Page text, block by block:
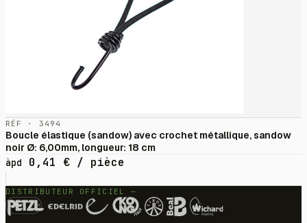
RÉF · 3494
Boucle élastique (sandow) avec crochet métallique, sandow
noir Ø: 6,00mm, longueur: 18 cm
àpd
0,41 € / pièce
DISTRIBUTEUR OFFICIEL —